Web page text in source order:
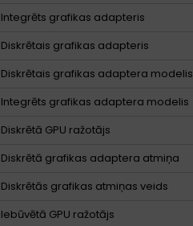
Integrēts grafikas adapteris
Diskrētais grafikas adapteris
Diskrētais grafikas adaptera modelis
Integrēts grafikas adaptera modelis
Diskrētā GPU ražotājs
Diskrētā grafikas adaptera atmiņa
Diskrētās grafikas atmiņas veids
Iebūvētā GPU ražotājs